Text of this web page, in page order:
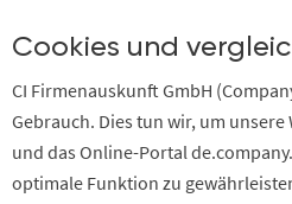
Cookies und
CI Firmenauskunft GmbH
Gebrauch. Dies tun wir, um
und das Online-Portal
optimale Funktion zu